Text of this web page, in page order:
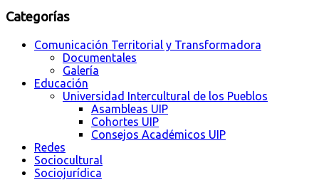
Categorías
Comunicación Territorial y Transformadora
Documentales
Galería
Educación
Universidad Intercultural de los Pueblos
Asambleas UIP
Cohortes UIP
Consejos Académicos UIP
Redes
Sociocultural
Sociojurídica